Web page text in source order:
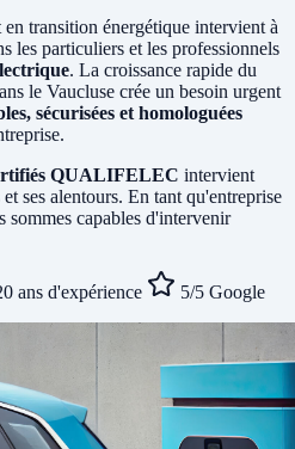
transition énergétique intervient à
les particuliers et les professionnels
. La croissance rapide du
le Vaucluse crée un besoin urgent
sécurisées et homologuées
QUALIFELEC intervient
ses alentours. En tant qu'entreprise
sommes capables d'intervenir
ans d'expérience 5/5 Google